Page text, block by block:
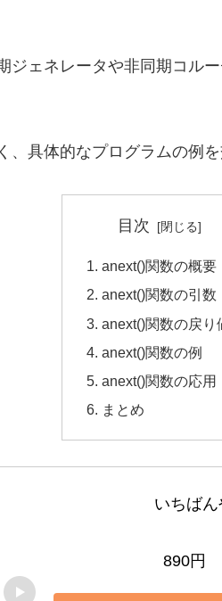
ジェネレータや非同期コル
、具体的なプログラムの例を
目次
anext()関数の概要
anext()関数の引数
anext()関数の戻り
anext()関数の例
anext()関数の応用
まとめ
いちば
890円